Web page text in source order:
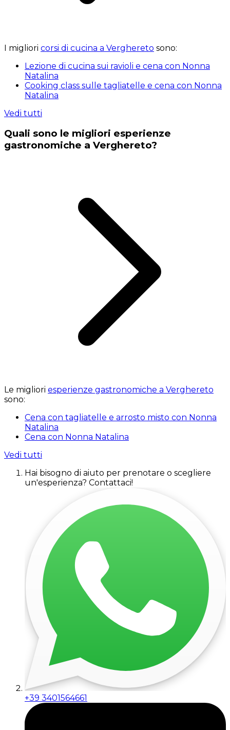
I migliori corsi di cucina a Verghereto sono:
Lezione di cucina sui ravioli e cena con Nonna
Natalina
Cooking class sulle tagliatelle e cena con Nonna
Natalina
Vedi tutti
Quali sono le migliori esperienze
gastronomiche a Verghereto?
Le migliori esperienze gastronomiche a Verghereto
sono:
Cena con tagliatelle e arrosto misto con Nonna
Natalina
Cena con Nonna Natalina
Vedi tutti
Hai bisogno di aiuto per prenotare o scegliere
un'esperienza? Contattaci!
+39 3401564661